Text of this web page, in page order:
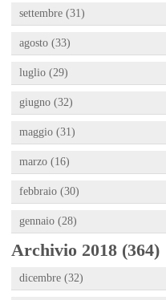
settembre (31)
agosto (33)
luglio (29)
giugno (32)
maggio (31)
marzo (16)
febbraio (30)
gennaio (28)
Archivio 2018 (364)
dicembre (32)